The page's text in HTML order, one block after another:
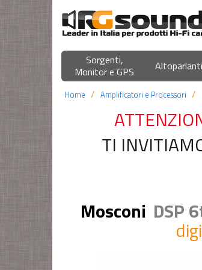
Sorgenti,
Monitor e GPS
Home Amplificatori e Processori
TI
Mosconi DSP